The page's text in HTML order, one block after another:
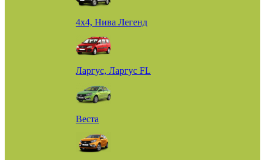
4х4, Нива Легенд
Ларгус, Ларгус FL
Веста